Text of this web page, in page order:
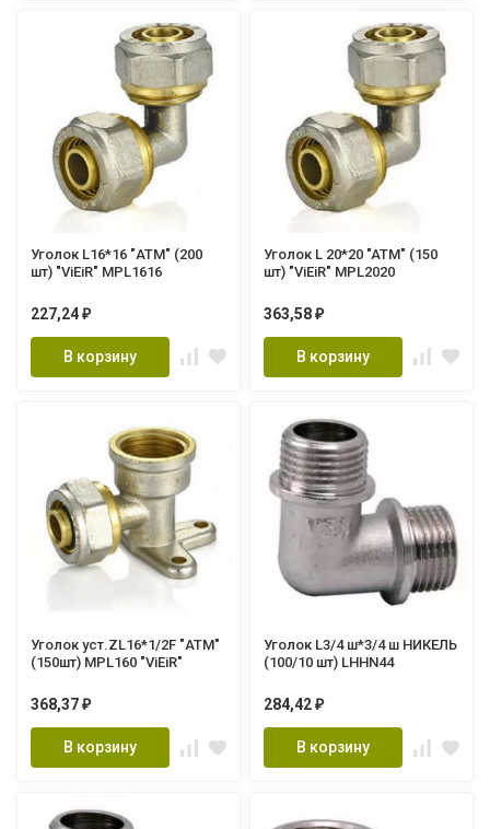
Уголок L16*16 "АТМ" (200
шт) "ViEiR" MPL1616
227,24 ₽
В корзину
Уголок L 20*20 "ATM" (150
шт) "ViEiR" MPL2020
363,58 ₽
В корзину
Уголок уст.ZL16*1/2F "АТМ"
(150шт) MPL160 "ViEiR"
368,37 ₽
В корзину
Уголок L3/4 ш*3/4 ш НИКЕЛЬ
(100/10 шт) LHHN44
284,42 ₽
В корзину